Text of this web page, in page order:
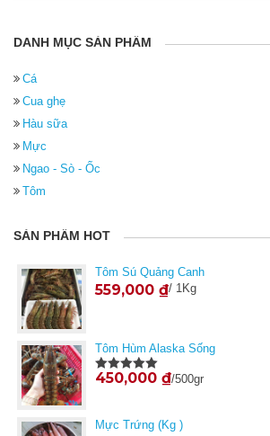
DANH MỤC SẢN PHẨM
Cá
Cua ghẹ
Hàu sữa
Mực
Ngao - Sò - Ốc
Tôm
SẢN PHẨM HOT
Tôm Sú Quảng Canh
559,000 ₫/ 1Kg
Tôm Hùm Alaska Sống
Được xếp
450,000 ₫/500gr
Mực Trứng (Kg )